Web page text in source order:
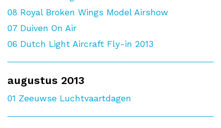
08 Royal Broken Wings Model Airshow
07 Duiven On Air
06 Dutch Light Aircraft Fly-in 2013
augustus 2013
01 Zeeuwse Luchtvaartdagen